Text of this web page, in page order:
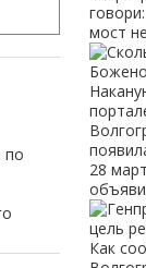
по
мост
28
Как